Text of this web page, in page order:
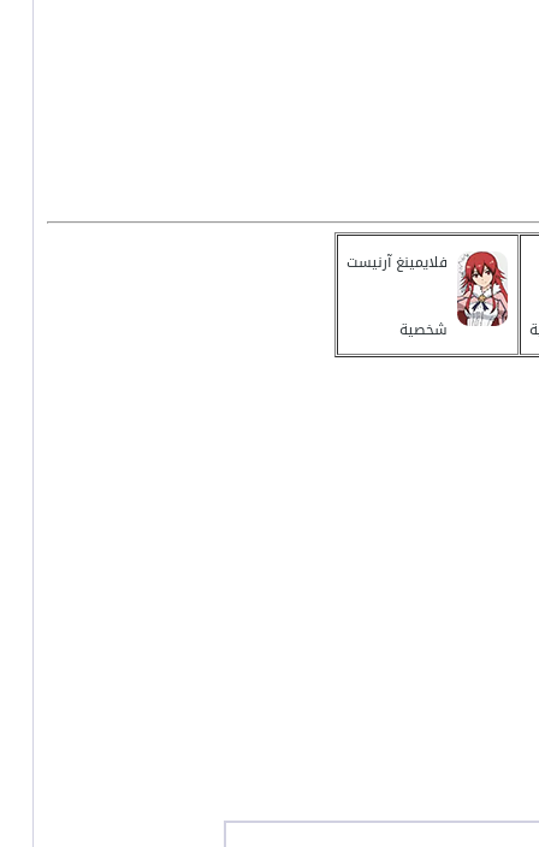
فلايمينغ آرنيست
شخصية